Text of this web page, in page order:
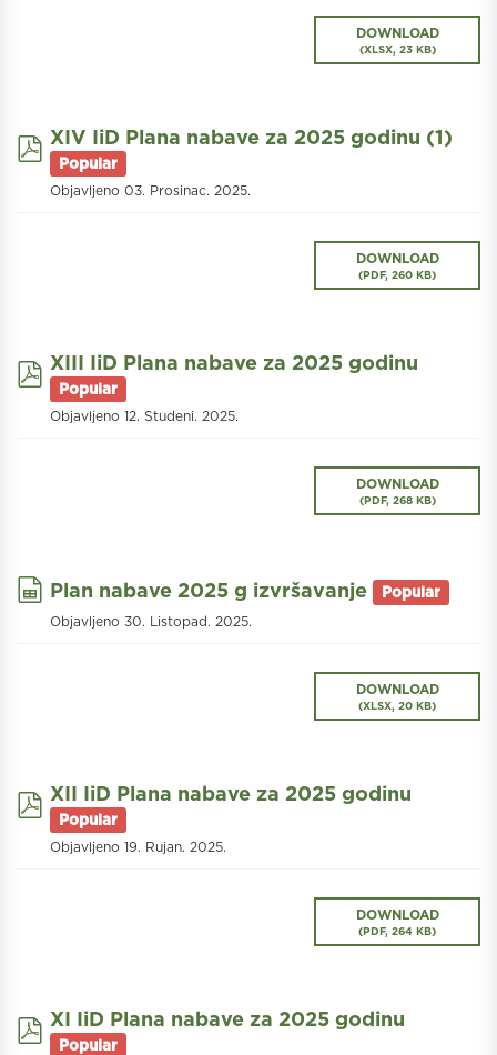
DOWNLOAD
(XLSX, 23 KB)
pdf
XIV IiD Plana nabave za 2025 godinu (1)
Popular
Objavljeno 03. Prosinac. 2025.
DOWNLOAD
(PDF, 260 KB)
pdf
XIII IiD Plana nabave za 2025 godinu
Popular
Objavljeno 12. Studeni. 2025.
DOWNLOAD
(PDF, 268 KB)
spreadsheet
Plan nabave 2025 g izvršavanje Popular
Objavljeno 30. Listopad. 2025.
DOWNLOAD
(XLSX, 20 KB)
pdf
XII IiD Plana nabave za 2025 godinu
Popular
Objavljeno 19. Rujan. 2025.
DOWNLOAD
(PDF, 264 KB)
pdf
XI IiD Plana nabave za 2025 godinu
Popular